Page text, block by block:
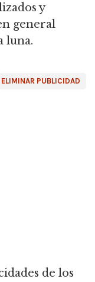
y
general
luna.
ELIMINAR PUBLICIDAD
de los